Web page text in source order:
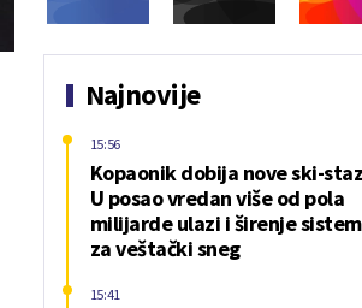
Najnovije
Kopaonik dobija nove ski-
U posao vredan više od pola
milijarde ulazi i širenje
za veštački sneg
15:56
15:41